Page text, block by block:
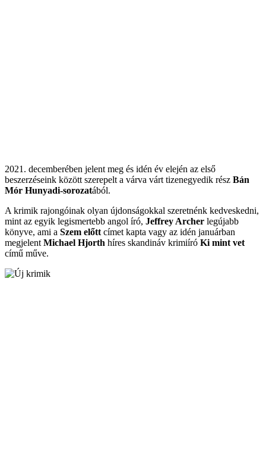
2021. decemberében jelent meg és idén év elején az első
beszerzéseink között szerepelt a várva várt tizenegyedik rész Bán
Mór Hunyadi-sorozatából.
A krimik rajongóinak olyan újdonságokkal szeretnénk kedveskedni,
mint az egyik legismertebb angol író, Jeffrey Archer legújabb
könyve, ami a Szem előtt címet kapta vagy az idén januárban
megjelent Michael Hjorth híres skandináv krimiíró Ki mint vet
című műve.